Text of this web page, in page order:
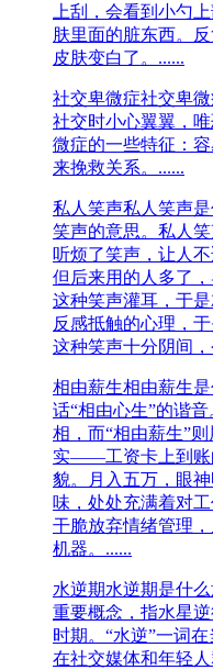
上刮，会看到小勺
肤里面的脏东西。
皮肤变白了。......
社交卑微症社交卑
社交时小心翼翼，
微症的一些特征：
来挽救关系。......
私人笑声私人笑声
笑声的意思。私人
听烦了笑声，让人
但后来用的人多了
这种笑声灌耳，于
反感抵触的心理，
这种笑声十分阴间
相由薪生相由薪生
话“相由心生”的谐
相，而“相由薪生”
实——工资卡上到账
貌。月入五万，眼
味，处处充满着对
干脆放弃情绪管理
机器。......
水逆期水逆期是什
重要概念，指水星
时期。“水逆”一词
在社交媒体和年轻